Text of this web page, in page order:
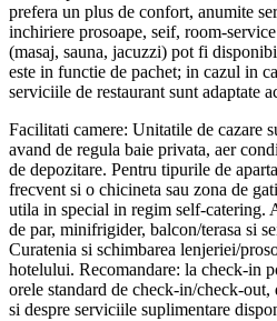
prefera un plus de confort, anumite
inchiriere prosoape, seif, room-
(masaj, sauna, jacuzzi) pot fi
este in functie de pachet; in cazul in
serviciile de restaurant sunt adaptate
Facilitati camere: Unitatile de cazare
avand de regula baie privata, aer
de depozitare. Pentru tipurile de
frecvent si o chicineta sau zona de
utila in special in regim self‑catering.
de par, minifrigider, balcon/terasa si
Curatenia si schimbarea lenjeriei/
hotelului. Recomandare: la check‑in
orele standard de check‑in/
si despre serviciile suplimentare